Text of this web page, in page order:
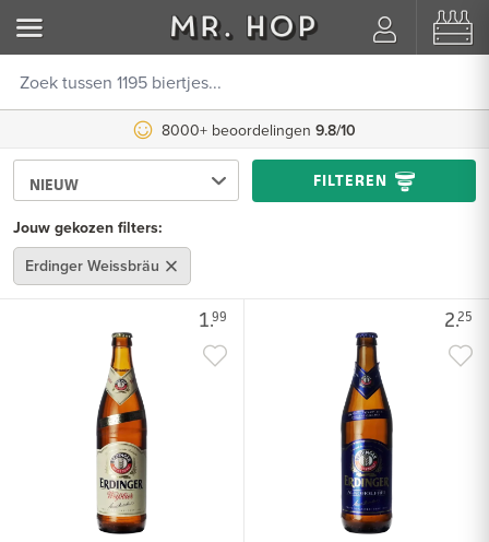
8000+ beoordelingen 9.8/10
FILTEREN
Jouw gekozen filters:
Erdinger Weissbräu
1.99 2.25